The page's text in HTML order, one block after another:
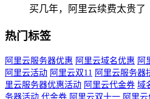
买几年，阿里云续费太贵了
热门标签
阿里云服务器优惠 阿里云域名优惠 阿
阿里云活动 阿里云双11 阿里云服务器
里云服务器优惠活动 阿里云代金券 域
务器活动 代金券 阿里云双十一 阿里云